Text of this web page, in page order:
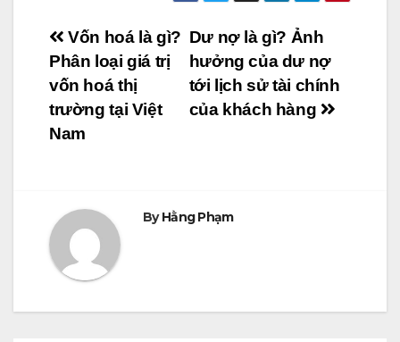
Điều
hướng
bài
Dư nợ là gì? Ảnh
hưởng của dư nợ
tới lịch sử tài chính
của khách hàng
Vốn hoá là gì?
Phân loại giá trị
vốn hoá thị
trường tại Việt
Nam
ByHằng Phạm